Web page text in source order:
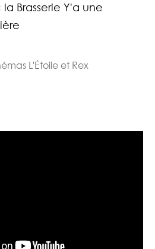
Brasserie Y'a une
L'Étoile et Rex